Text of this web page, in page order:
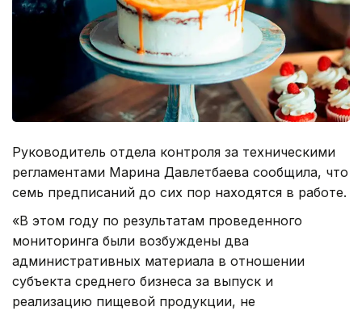
Руководитель отдела контроля за техническими
регламентами Марина Давлетбаева сообщила, что
семь предписаний до сих пор находятся в работе.
«В этом году по результатам проведенного
мониторинга были возбуждены два
административных материала в отношении
субъекта среднего бизнеса за выпуск и
реализацию пищевой продукции, не